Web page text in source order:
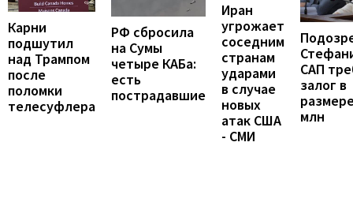
Карни
подшутил
над Трампом
после
поломки
телесуфлера
РФ сбросила
на Сумы
четыре КАБа:
есть
пострадавшие
Иран
угрожает
соседним
странам
ударами
в случае
новых
атак США
- СМИ
САП
залог в
млн